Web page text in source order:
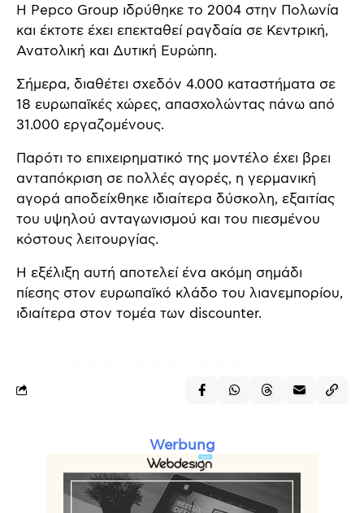
Η Pepco Group ιδρύθηκε το 2004 στην Πολωνία
και έκτοτε έχει επεκταθεί ραγδαία σε Κεντρική,
Ανατολική και Δυτική Ευρώπη.
Σήμερα, διαθέτει σχεδόν 4.000 καταστήματα σε
18 ευρωπαϊκές χώρες, απασχολώντας πάνω από
31.000 εργαζομένους.
Παρότι το επιχειρηματικό της μοντέλο έχει βρει
ανταπόκριση σε πολλές αγορές, η γερμανική
αγορά αποδείχθηκε ιδιαίτερα δύσκολη, εξαιτίας
του υψηλού ανταγωνισμού και του πιεσμένου
κόστους λειτουργίας.
Η εξέλιξη αυτή αποτελεί ένα ακόμη σημάδι
πίεσης στον ευρωπαϊκό κλάδο του λιανεμπορίου,
ιδιαίτερα στον τομέα των discounter.
Werbung